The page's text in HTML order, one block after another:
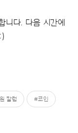
니다. 다음 시간에
칼럼 #코인